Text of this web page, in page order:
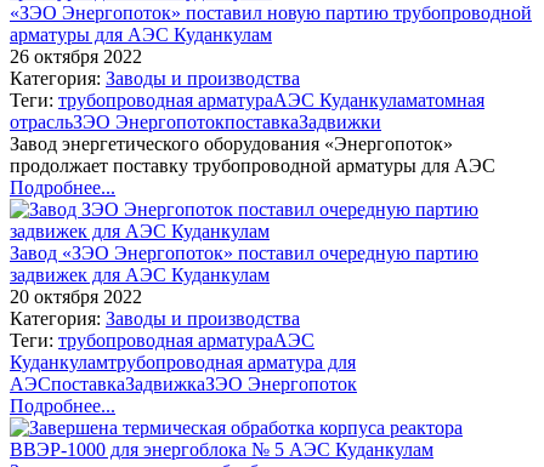
«ЗЭО Энергопоток» поставил новую партию трубопроводной
арматуры для АЭС Куданкулам
26 октября 2022
Категория: Заводы и производства
Теги: трубопроводная арматураАЭС Куданкуламатомная
отрасльЗЭО ЭнергопотокпоставкаЗадвижки
Завод энергетического оборудования «Энергопоток»
продолжает поставку трубопроводной арматуры для АЭС
Подробнее...
Завод «ЗЭО Энергопоток» поставил очередную партию
задвижек для АЭС Куданкулам
20 октября 2022
Категория: Заводы и производства
Теги: трубопроводная арматураАЭС
Куданкуламтрубопроводная арматура для
АЭСпоставкаЗадвижкаЗЭО Энергопоток
Подробнее...